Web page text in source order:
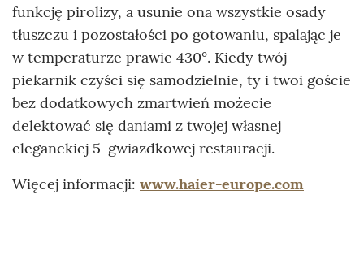
funkcję pirolizy, a usunie ona wszystkie osady
tłuszczu i pozostałości po gotowaniu, spalając je
w temperaturze prawie 430°. Kiedy twój
piekarnik czyści się samodzielnie, ty i twoi goście
bez dodatkowych zmartwień możecie
delektować się daniami z twojej własnej
eleganckiej 5-gwiazdkowej restauracji.
Więcej informacji: www.haier-europe.com